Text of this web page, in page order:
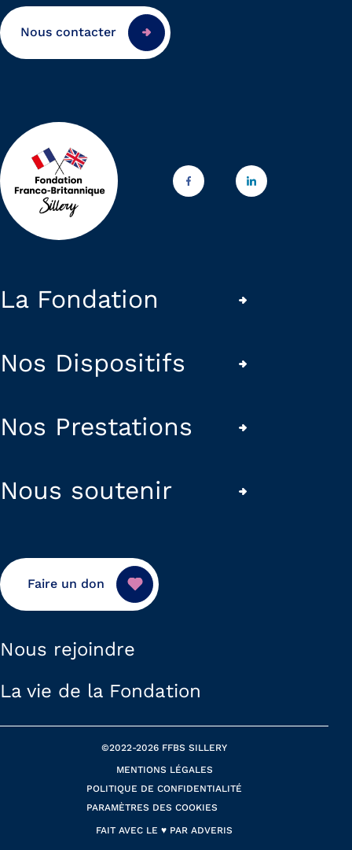
Nous contacter
La Fondation
Nos Dispositifs
Nos Prestations
Nous soutenir
Faire un don
Nous rejoindre
La vie de la Fondation
©2022-2026 FFBS SILLERY
MENTIONS LÉGALES
POLITIQUE DE CONFIDENTIALITÉ
PARAMÈTRES DES COOKIES
FAIT AVEC LE ♥️ PAR ADVERIS